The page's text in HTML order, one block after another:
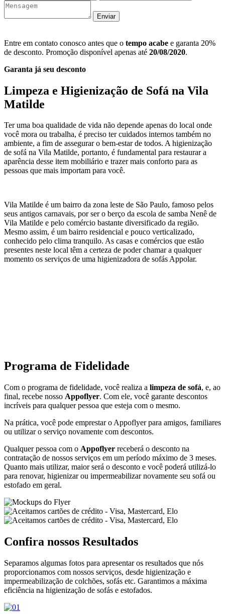
Enviar
Entre em contato conosco antes que o tempo acabe e garanta 20%
de desconto. Promoção disponível apenas até 20/08/2020.
Garanta já seu desconto
Limpeza e Higienização de Sofá na Vila
Matilde
Ter uma boa qualidade de vida não depende apenas do local onde
você mora ou trabalha, é preciso ter cuidados internos também no
ambiente, a fim de assegurar o bem-estar de todos. A higienização
de sofá na Vila Matilde, portanto, é fundamental para restaurar a
aparência desse item mobiliário e trazer mais conforto para as
pessoas que mais importam para você.
Vila Matilde é um bairro da zona leste de São Paulo, famoso pelos
seus antigos carnavais, por ser o berço da escola de samba Nenê de
Vila Matilde e pelo comércio bastante diversificado da região.
Mesmo assim, é um bairro residencial e pouco verticalizado,
conhecido pelo clima tranquilo. As casas e comércios que estão
presentes neste local têm a certeza de poder chamar a qualquer
momento os serviços de uma higienizadora de sofás Appolar.
Programa de Fidelidade
Com o programa de fidelidade, você realiza a limpeza de sofá, e, ao
final, recebe nosso Appoflyer. Com ele, você garante descontos
incríveis para qualquer pessoa que esteja com o mesmo.
Na prática, você pode emprestar o Appoflyer para amigos, familiares
ou utilizar o serviço novamente com descontos.
Qualquer pessoa com o Appoflyer receberá o desconto na
contratação de nossos serviços em um período máximo de 3 meses.
Quanto mais utilizar, maior será o desconto e você poderá utilizá-lo
para renovar, higienizar ou impermeabilizar novamente seu sofá ou
estofado em geral.
Confira nossos Resultados
Separamos algumas fotos para apresentar os resultados que nós
proporcionamos com nossos serviços, desde higienização e
impermeabilização de colchões, sofás etc. Garantimos a máxima
eficiência na higienização de sofás e estofados.